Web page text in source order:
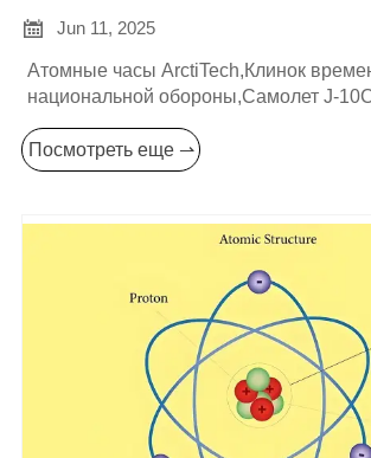

Jun 11, 2025
Атомные часы ArctiTech,Клинок
национальной обороны,Самолет J-
Посмотреть еще ⇀